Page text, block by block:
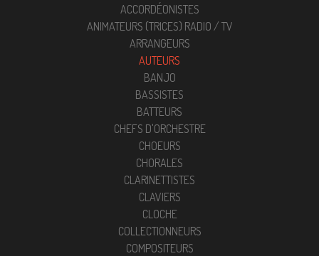
ACCORDÉONISTES
ANIMATEURS (TRICES) RADIO / TV
ARRANGEURS
AUTEURS
BANJO
BASSISTES
BATTEURS
CHEFS D'ORCHESTRE
CHOEURS
CHORALES
CLARINETTISTES
CLAVIERS
CLOCHE
COLLECTIONNEURS
COMPOSITEURS